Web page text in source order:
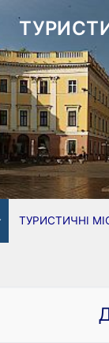
ТУРИСТИЧНІ